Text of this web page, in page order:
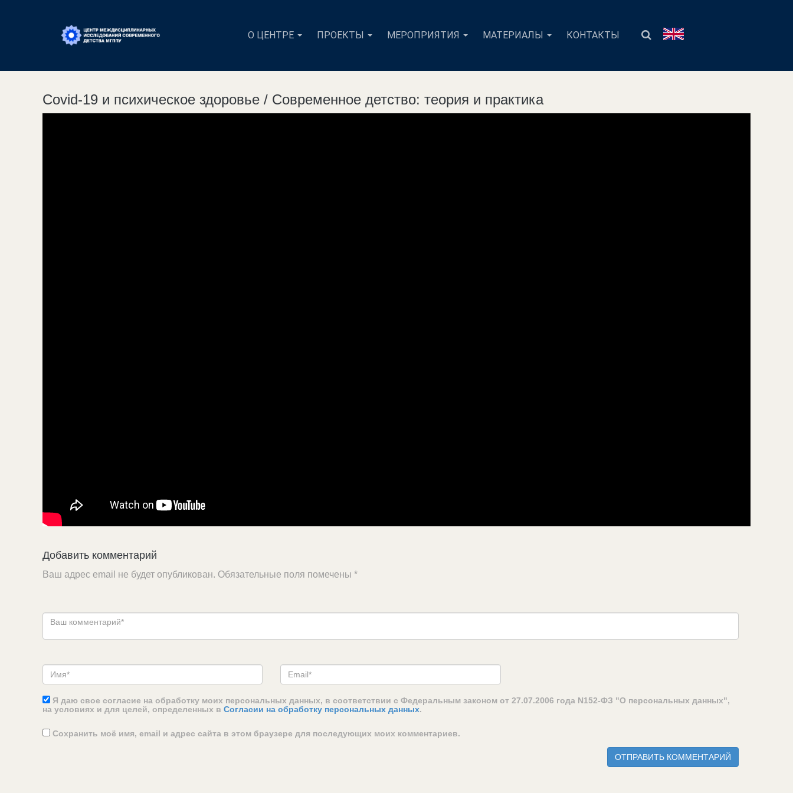
О ЦЕНТРЕ ПРОЕКТЫ МЕРОПРИЯТИЯ МАТЕРИАЛЫ КОНТАКТЫ
Сovid-19 и психическое здоровье / Современное детство: теория и практика
Добавить комментарий
Ваш адрес email не будет опубликован. Обязательные поля помечены *
Я даю свое согласие на обработку моих персональных данных, в соответствии с Федеральным законом от 27.07.2006 года N152-ФЗ "О персональных данных",
на условиях и для целей, определенных в Согласии на обработку персональных данных.
Сохранить моё имя, email и адрес сайта в этом браузере для последующих моих комментариев.